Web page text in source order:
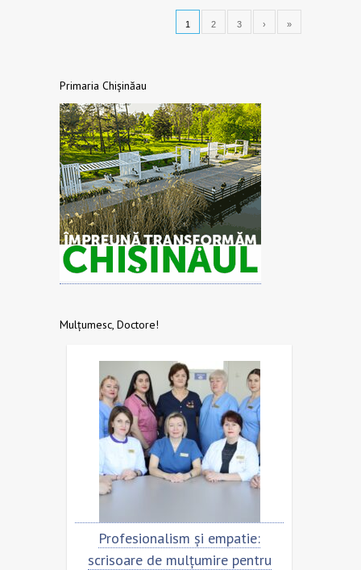
1 2 3 › »
Primaria Chișinăau
Mulțumesc, Doctore!
și empatie:
mulțumire pentru
Scrisoare de mulțumire
echipa SCM ”Sfânta Treime”